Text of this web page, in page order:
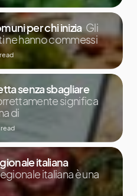
per chi inizia Gli
ne hanno commessi
senza sbagliare
significa
di
italiana
italiana è una